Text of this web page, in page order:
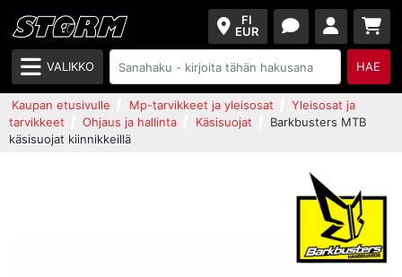
FI
EUR
VALIKKO HAE
Kaupan etusivulle Mp-tarvikkeet ja yleisosat
Yleisosat ja
tarvikkeet
Ohjaus ja hallinta Käsisuojat
Barkbusters MTB
käsisuojat kiinnikkeillä